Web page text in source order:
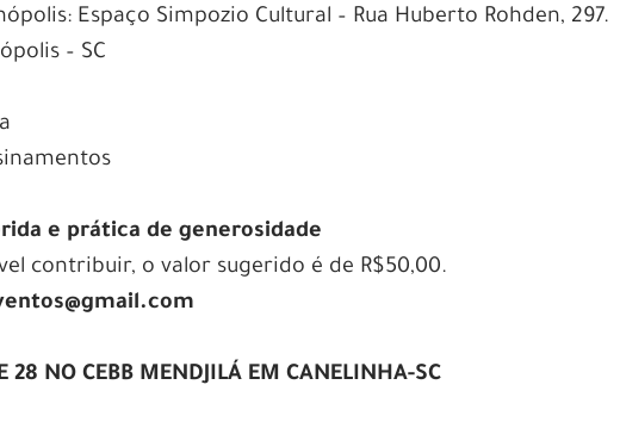
Espaço Simpozio Cultural – Rua Huberto Rohden, 297.
– SC
e prática de generosidade
contribuir, o valor sugerido é de R$50,00.
28 NO CEBB MENDJILÁ EM CANELINHA-SC